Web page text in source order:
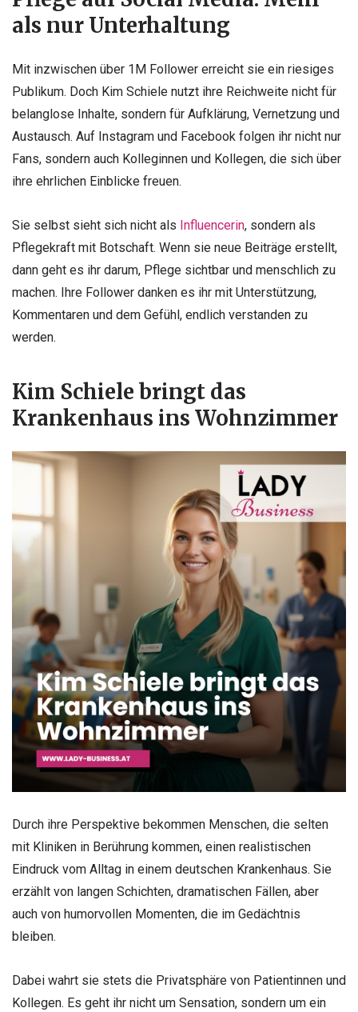
als nur Unterhaltung
Mit inzwischen über 1M Follower erreicht sie ein riesiges
Publikum. Doch Kim Schiele nutzt ihre Reichweite nicht für
belanglose Inhalte, sondern für Aufklärung, Vernetzung und
Austausch. Auf Instagram und Facebook folgen ihr nicht nur
Fans, sondern auch Kolleginnen und Kollegen, die sich über
ihre ehrlichen Einblicke freuen.
Sie selbst sieht sich nicht als Influencerin, sondern als
Pflegekraft mit Botschaft. Wenn sie neue Beiträge erstellt,
dann geht es ihr darum, Pflege sichtbar und menschlich zu
machen. Ihre Follower danken es ihr mit Unterstützung,
Kommentaren und dem Gefühl, endlich verstanden zu
werden.
Kim Schiele bringt das
Krankenhaus ins Wohnzimmer
Durch ihre Perspektive bekommen Menschen, die selten
mit Kliniken in Berührung kommen, einen realistischen
Eindruck vom Alltag in einem deutschen Krankenhaus. Sie
erzählt von langen Schichten, dramatischen Fällen, aber
auch von humorvollen Momenten, die im Gedächtnis
bleiben.
Dabei wahrt sie stets die Privatsphäre von Patientinnen und
Kollegen. Es geht ihr nicht um Sensation, sondern um ein